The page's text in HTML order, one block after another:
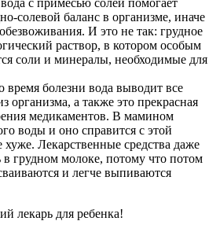
солевой баланс в организме, иначе
И это не так: грудное
раствор, в котором особым
соли и минералы, необходимые для
время болезни вода выводит все
организма, а также это прекрасная
медикаментов. В мамином
воды и оно справится с этой
хуже. Лекарственные средства даже
в грудном молоке, потому что потом
и легче выпиваются
лекарь для ребенка!